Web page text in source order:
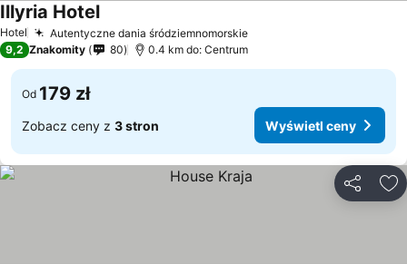
Hotel Autentyczne dania śródziemnomorskie
Illyria Hotel
9,2 Znakomity 80 0.4 km do: Centrum
Od 179 zł
Zobacz ceny z 3 stron Wyświetl ceny